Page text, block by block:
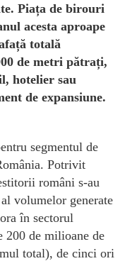
Piața de birouri
acesta aproape
totală
de metri pătrați,
hotelier sau
de expansiune.
segmentul de
Potrivit
români s-au
volumelor generate
în sectorul
200 de milioane de
total), de cinci ori